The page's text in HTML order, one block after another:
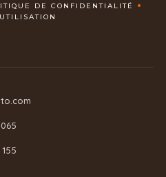
DE CONFIDENTIALITÉ